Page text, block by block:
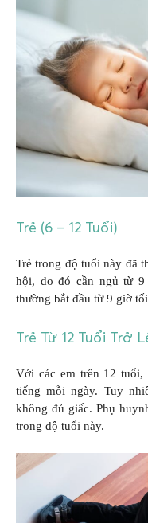
Trẻ (6 – 12 Tuổi)
Trẻ trong độ tuổi này đã
hội, do đó cần ngủ từ
thường bắt đầu từ 9 giờ
Trẻ Từ 12 Tuổi Trở
Với các em trên 12
tiếng mỗi ngày. Tuy
không đủ giấc. Phụ
trong độ tuổi này.